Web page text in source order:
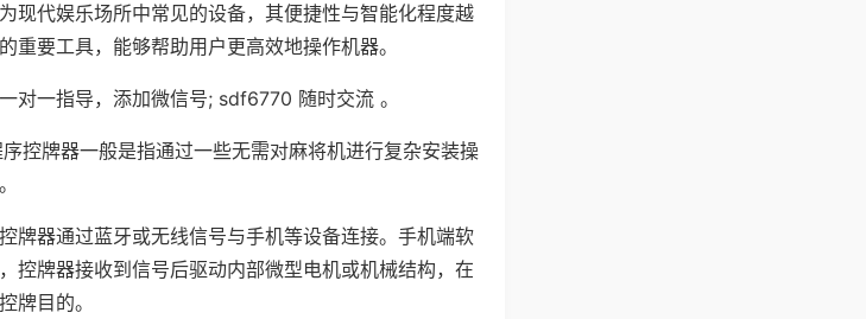
现代娱乐场所中常见的设备，其便捷性与智能化程度越
重要工具，能够帮助用户更高效地操作机器。
对一指导，添加微信号; sdf6770 随时交流 。
控牌器一般是指通过一些无需对麻将机进行复杂安装操
牌器通过蓝牙或无线信号与手机等设备连接。手机端软
控牌器接收到信号后驱动内部微型电机或机械结构，在
牌目的。